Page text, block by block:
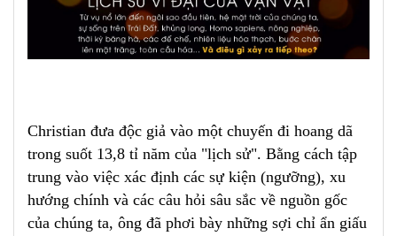
Christian đưa độc giả vào một chuyến đi hoang dã
trong suốt 13,8 tỉ năm của "lịch sử". Bằng cách tập
trung vào việc xác định các sự kiện (ngưỡng), xu
hướng chính và các câu hỏi sâu sắc về nguồn gốc
của chúng ta, ông đã phơi bày những sợi chỉ ẩn giấu